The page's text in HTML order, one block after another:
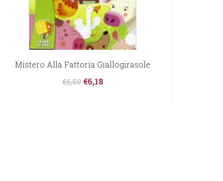
Mistero Alla Fattoria Giallogirasole
€6,50 €6,18